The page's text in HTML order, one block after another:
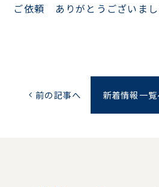
ご依頼 ありがとうございまし
chevron_left 前の記事へ 新着情報一覧